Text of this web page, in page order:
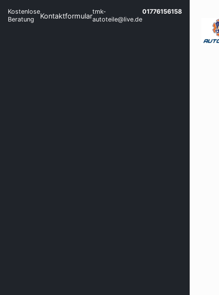
Kostenlose
Beratung
Kontaktformulartmk-
autoteile@live.de
01776156158